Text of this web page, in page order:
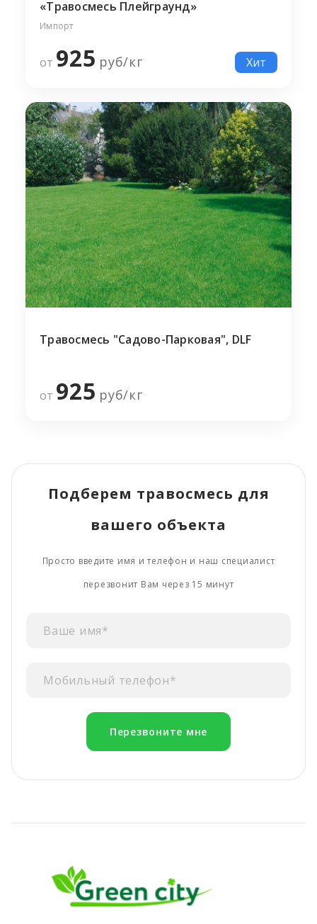
«Травосмесь Плейграунд»
Импорт
от 925 руб/кг Хит
Травосмесь "Садово-Парковая", DLF
от 925 руб/кг
Подберем травосмесь для
вашего объекта
Просто введите имя и телефон и наш специалист
перезвонит Вам через 15 минут
Перезвоните мне